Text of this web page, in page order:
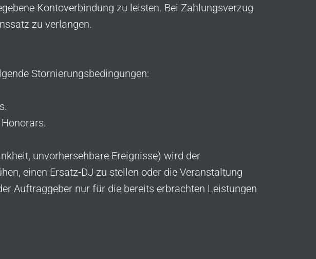
Kontoverbindung zu leisten. Bei Zahlungsverzug
zu verlangen.
Stornierungsbedingungen:
unvorhersehbare Ereignisse) wird der
einen Ersatz-DJ zu stellen oder die Veranstaltung
Auftraggeber nur für die bereits erbrachten Leistungen